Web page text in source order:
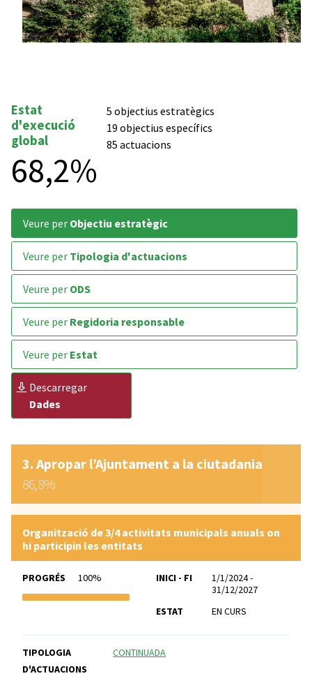
Estat
d'execució
global
68,2%
5 objectius estratègics
19 objectius específics
85 actuacions
veure per Objectiu estratègic
veure per Tipologia d'actuacions
veure per ODS
veure per Regidoria responsable
veure per Estat
descarregar
Dades
Apropar l’Ajuntament a la ciutadania
86,8%
Organització de 3/4 activitats municipals anuals on
hi participin les entitats
PROGRÉS 100% INICI - FI
1/1/2024 -
31/12/2027
ESTAT
EN CURS
TIPOLOGIA
D'ACTUACIONS
CONTINUADA